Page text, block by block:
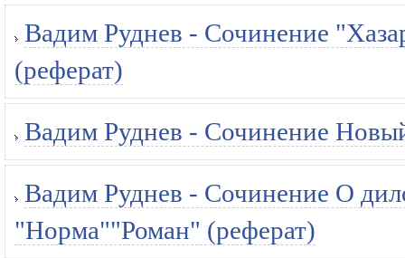
Вадим Руднев - Сочинение
(реферат)
Вадим Руднев - Сочинение
Вадим Руднев - Сочинение О
"Норма""Роман" (реферат)